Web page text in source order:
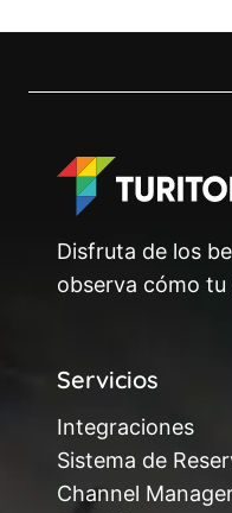
Disfruta de los
observa cómo
Servicios
Integraciones
Sistema de
Channel